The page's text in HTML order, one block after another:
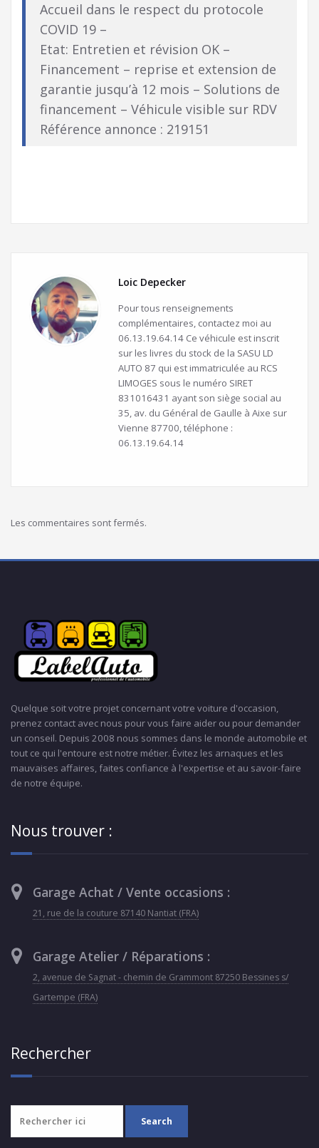
Accueil dans le respect du protocole
COVID 19 –
Etat: Entretien et révision OK –
Financement – reprise et extension de
garantie jusqu’à 12 mois – Solutions de
financement – Véhicule visible sur RDV
Référence annonce : 219151
Loic Depecker
Pour tous renseignements
complémentaires, contactez moi au
06.13.19.64.14 Ce véhicule est inscrit
sur les livres du stock de la SASU LD
AUTO 87 qui est immatriculée au RCS
LIMOGES sous le numéro SIRET
831016431 ayant son siège social au
35, av. du Général de Gaulle à Aixe sur
Vienne 87700, téléphone :
06.13.19.64.14
Les commentaires sont fermés.
Quelque soit votre projet concernant votre voiture d'occasion,
prenez contact avec nous pour vous faire aider ou pour demander
un conseil. Depuis 2008 nous sommes dans le monde automobile et
tout ce qui l'entoure est notre métier. Évitez les arnaques et les
mauvaises affaires, faites confiance à l'expertise et au savoir-faire
de notre équipe.
Nous trouver :
Garage Achat / Vente occasions :
21, rue de la couture 87140 Nantiat (FRA)
Garage Atelier / Réparations :
2, avenue de Sagnat - chemin de Grammont 87250 Bessines s/
Gartempe (FRA)
Rechercher